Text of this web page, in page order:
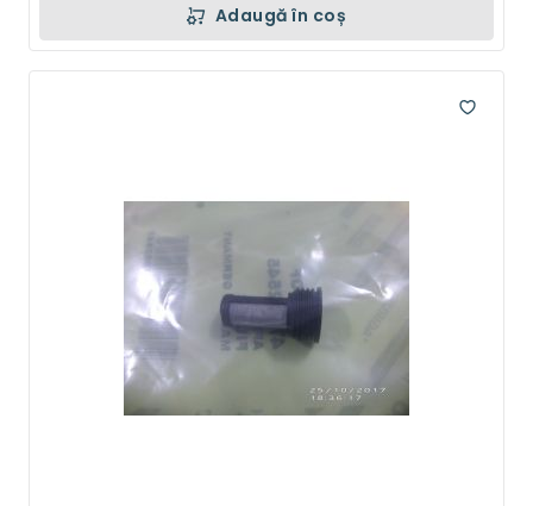
Adaugă în coș